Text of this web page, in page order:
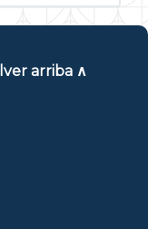
arriba ∧